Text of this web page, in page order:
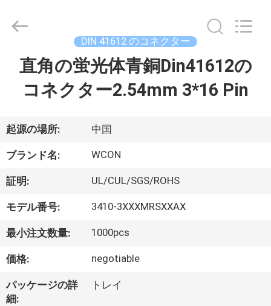
ロ
ダ
ク
ト
達
に
WCON
Reserved.
DIN 41612 のコネクター
直角の蛍光体青銅Din41612の
コネクター2.54mm 3*16 Pin
起源の場所: 中国
ブランド名: WCON
証明: UL/CUL/SGS/ROHS
モデル番号: 3410-3XXXMRSXXAX
最小注文数量: 1000pcs
価格: negotiable
パッケージの詳
細:
トレイ